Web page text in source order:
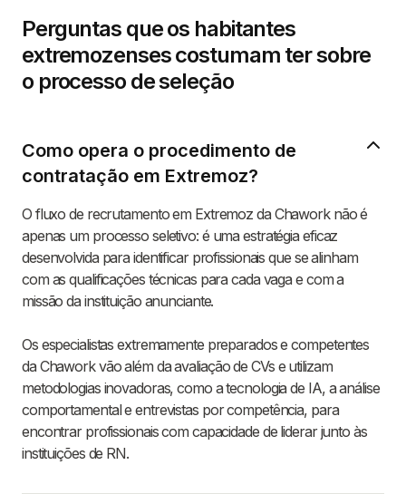
Perguntas que os habitantes
extremozenses costumam ter sobre
o processo de seleção
Como opera o procedimento de
contratação em Extremoz?
O fluxo de recrutamento em Extremoz da Chawork não é
apenas um processo seletivo: é uma estratégia eficaz
desenvolvida para identificar profissionais que se alinham
com as qualificações técnicas para cada vaga e com a
missão da instituição anunciante.
Os especialistas extremamente preparados e competentes
da Chawork vão além da avaliação de CVs e utilizam
metodologias inovadoras, como a tecnologia de IA, a análise
comportamental e entrevistas por competência, para
encontrar profissionais com capacidade de liderar junto às
instituições de RN.